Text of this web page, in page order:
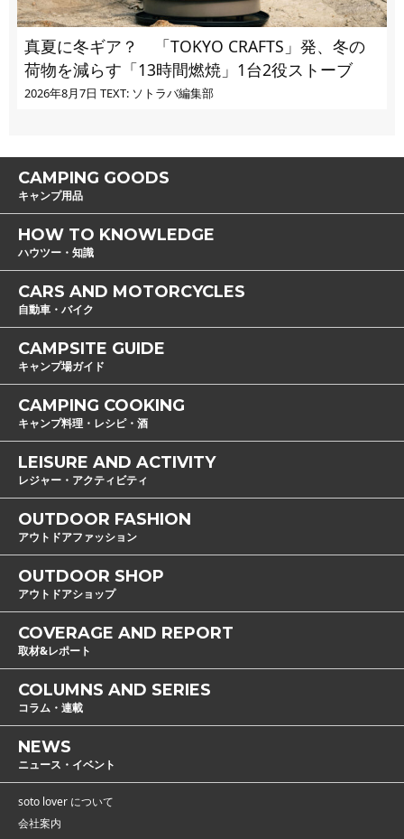
真夏に冬ギア？ 「TOKYO CRAFTS」発、冬の
荷物を減らす「13時間燃焼」1台2役ストーブ
2026年8月7日 TEXT: ソトラバ編集部
CAMPING GOODS
キャンプ用品
HOW TO KNOWLEDGE
ハウツー・知識
CARS AND MOTORCYCLES
自動車・バイク
CAMPSITE GUIDE
キャンプ場ガイド
CAMPING COOKING
キャンプ料理・レシピ・酒
LEISURE AND ACTIVITY
レジャー・アクティビティ
OUTDOOR FASHION
アウトドアファッション
OUTDOOR SHOP
アウトドアショップ
COVERAGE AND REPORT
取材&レポート
COLUMNS AND SERIES
コラム・連載
NEWS
ニュース・イベント
soto lover について
会社案内